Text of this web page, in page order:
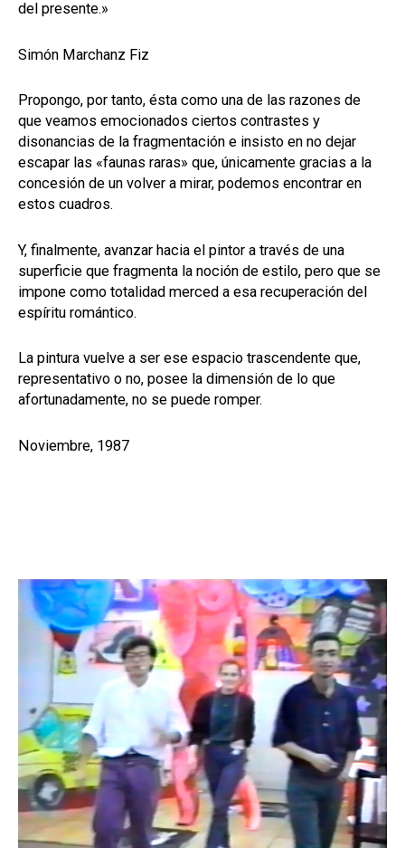
del presente.»
Simón Marchanz Fiz
Propongo, por tanto, ésta como una de las razones de
que veamos emocionados ciertos contrastes y
disonancias de la fragmentación e insisto en no dejar
escapar las «faunas raras» que, únicamente gracias a la
concesión de un volver a mirar, podemos encontrar en
estos cuadros.
Y, finalmente, avanzar hacia el pintor a través de una
superficie que fragmenta la noción de estilo, pero que se
impone como totalidad merced a esa recuperación del
espíritu romántico.
La pintura vuelve a ser ese espacio trascendente que,
representativo o no, posee la dimensión de lo que
afortunadamente, no se puede romper.
Noviembre, 1987